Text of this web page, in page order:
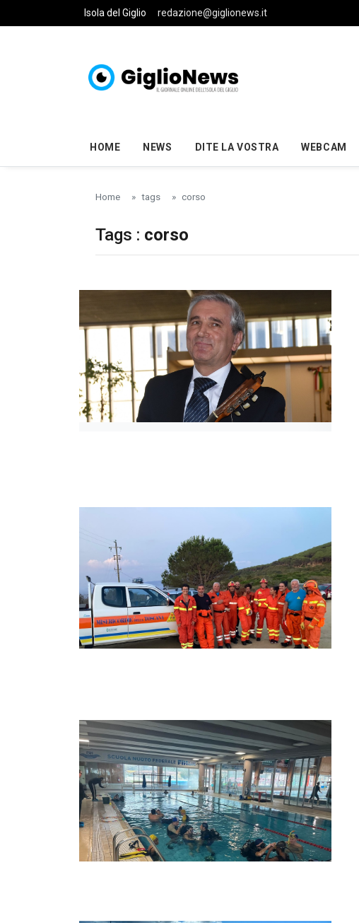
Skip to main content
Isola del Giglio redazione@giglionews.it
HOME NEWS DITE LA VOSTRA WEBCAM
Home tags corso
Tags : corso